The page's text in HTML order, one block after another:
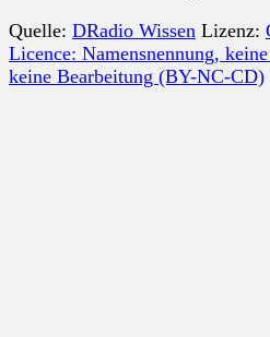
Quelle: DRadio Wissen Lizenz:
Licence: Namensnennung,
keine Bearbeitung (BY-NC-CD)